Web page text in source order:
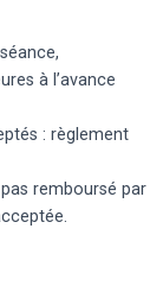
à l’avance
: règlement
remboursé par